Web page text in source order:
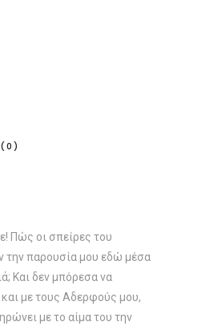
Πώς οι σπείρες του
την παρουσία μου εδώ μέσα
Και δεν μπόρεσα να
με τους Αδερφούς μου,
με το αίμα του την